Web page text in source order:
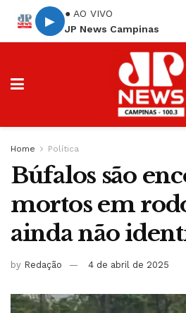
▶
● AO VIVO
JP News Campinas
Home Política
Búfalos são
mortos em
ainda não
by Redação 4 de abril de 2025